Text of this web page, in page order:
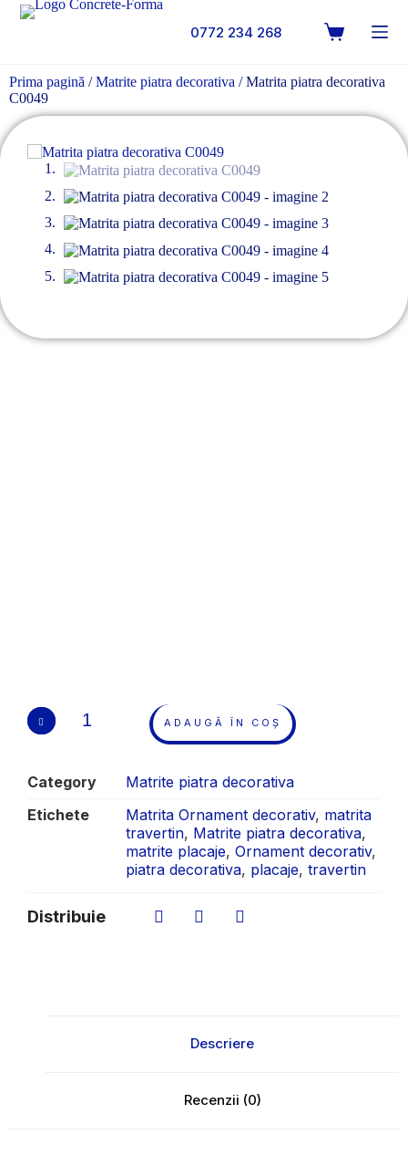
0772 234 268
Prima pagină /Matrite piatra decorativa / Matrita piatra decorativa
C0049
ADAUGĂ ÎN COȘ
Category
Matrite piatra decorativa
Etichete
Matrita Ornament decorativ, matrita
travertin, Matrite piatra decorativa,
matrite placaje, Ornament decorativ,
piatra decorativa, placaje, travertin
Distribuie
Descriere
Recenzii (0)